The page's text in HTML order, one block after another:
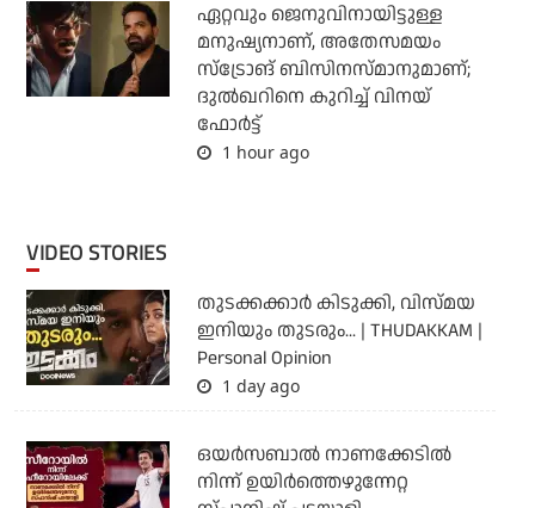
ഏറ്റവും ജെനുവിനായിട്ടുള്ള
മനുഷ്യനാണ്, അതേസമയം
സ്‌ട്രോങ് ബിസിനസ്മാനുമാണ്;
ദുല്‍ഖറിനെ കുറിച്ച് വിനയ്
ഫോര്‍ട്ട്
1 hour ago
VIDEO STORIES
തുടക്കക്കാര്‍ കിടുക്കി, വിസ്മയ
ഇനിയും തുടരും... | THUDAKKAM |
Personal Opinion
1 day ago
ഒയര്‍സബാൽ നാണക്കേടിൽ
നിന്ന് ഉയിർത്തെഴുന്നേറ്റ